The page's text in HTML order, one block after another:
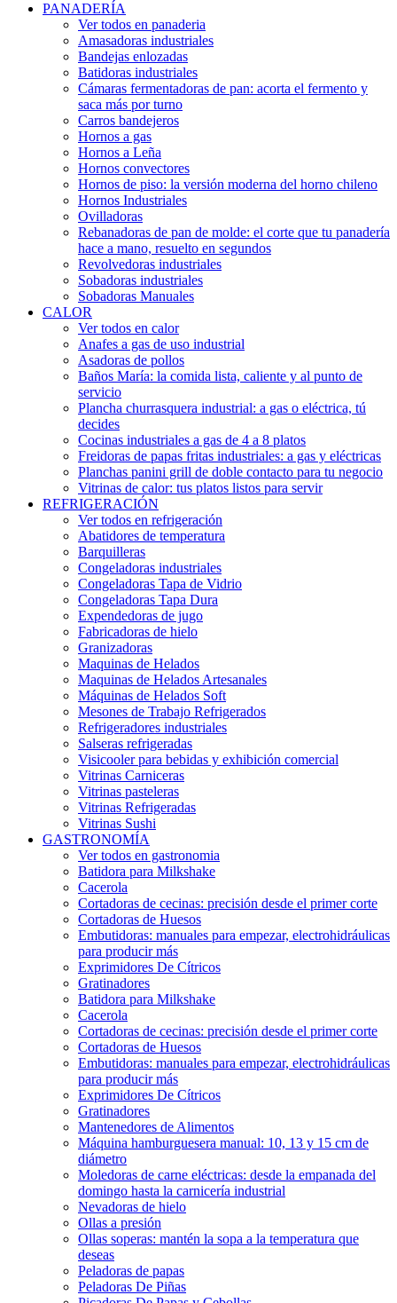
PANADERÍA
Ver todos en panaderia
Amasadoras industriales
Bandejas enlozadas
Batidoras industriales
Cámaras fermentadoras de pan: acorta el fermento y
saca más por turno
Carros bandejeros
Hornos a gas
Hornos a Leña
Hornos convectores
Hornos de piso: la versión moderna del horno chileno
Hornos Industriales
Ovilladoras
Rebanadoras de pan de molde: el corte que tu panadería
hace a mano, resuelto en segundos
Revolvedoras industriales
Sobadoras industriales
Sobadoras Manuales
CALOR
Ver todos en calor
Anafes a gas de uso industrial
Asadoras de pollos
Baños María: la comida lista, caliente y al punto de
servicio
Plancha churrasquera industrial: a gas o eléctrica, tú
decides
Cocinas industriales a gas de 4 a 8 platos
Freidoras de papas fritas industriales: a gas y eléctricas
Planchas panini grill de doble contacto para tu negocio
Vitrinas de calor: tus platos listos para servir
REFRIGERACIÓN
Ver todos en refrigeración
Abatidores de temperatura
Barquilleras
Congeladoras industriales
Congeladoras Tapa de Vidrio
Congeladoras Tapa Dura
Expendedoras de jugo
Fabricadoras de hielo
Granizadoras
Maquinas de Helados
Maquinas de Helados Artesanales
Máquinas de Helados Soft
Mesones de Trabajo Refrigerados
Refrigeradores industriales
Salseras refrigeradas
Visicooler para bebidas y exhibición comercial
Vitrinas Carniceras
Vitrinas pasteleras
Vitrinas Refrigeradas
Vitrinas Sushi
GASTRONOMÍA
Ver todos en gastronomia
Batidora para Milkshake
Cacerola
Cortadoras de cecinas: precisión desde el primer corte
Cortadoras de Huesos
Embutidoras: manuales para empezar, electrohidráulicas
para producir más
Exprimidores De Cítricos
Gratinadores
Batidora para Milkshake
Cacerola
Cortadoras de cecinas: precisión desde el primer corte
Cortadoras de Huesos
Embutidoras: manuales para empezar, electrohidráulicas
para producir más
Exprimidores De Cítricos
Gratinadores
Mantenedores de Alimentos
Máquina hamburguesera manual: 10, 13 y 15 cm de
diámetro
Moledoras de carne eléctricas: desde la empanada del
domingo hasta la carnicería industrial
Nevadoras de hielo
Ollas a presión
Ollas soperas: mantén la sopa a la temperatura que
deseas
Peladoras de papas
Peladoras De Piñas